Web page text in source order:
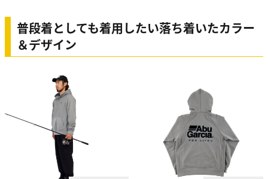
普段着としても着用したい落ち着いたカラー
＆デザイン